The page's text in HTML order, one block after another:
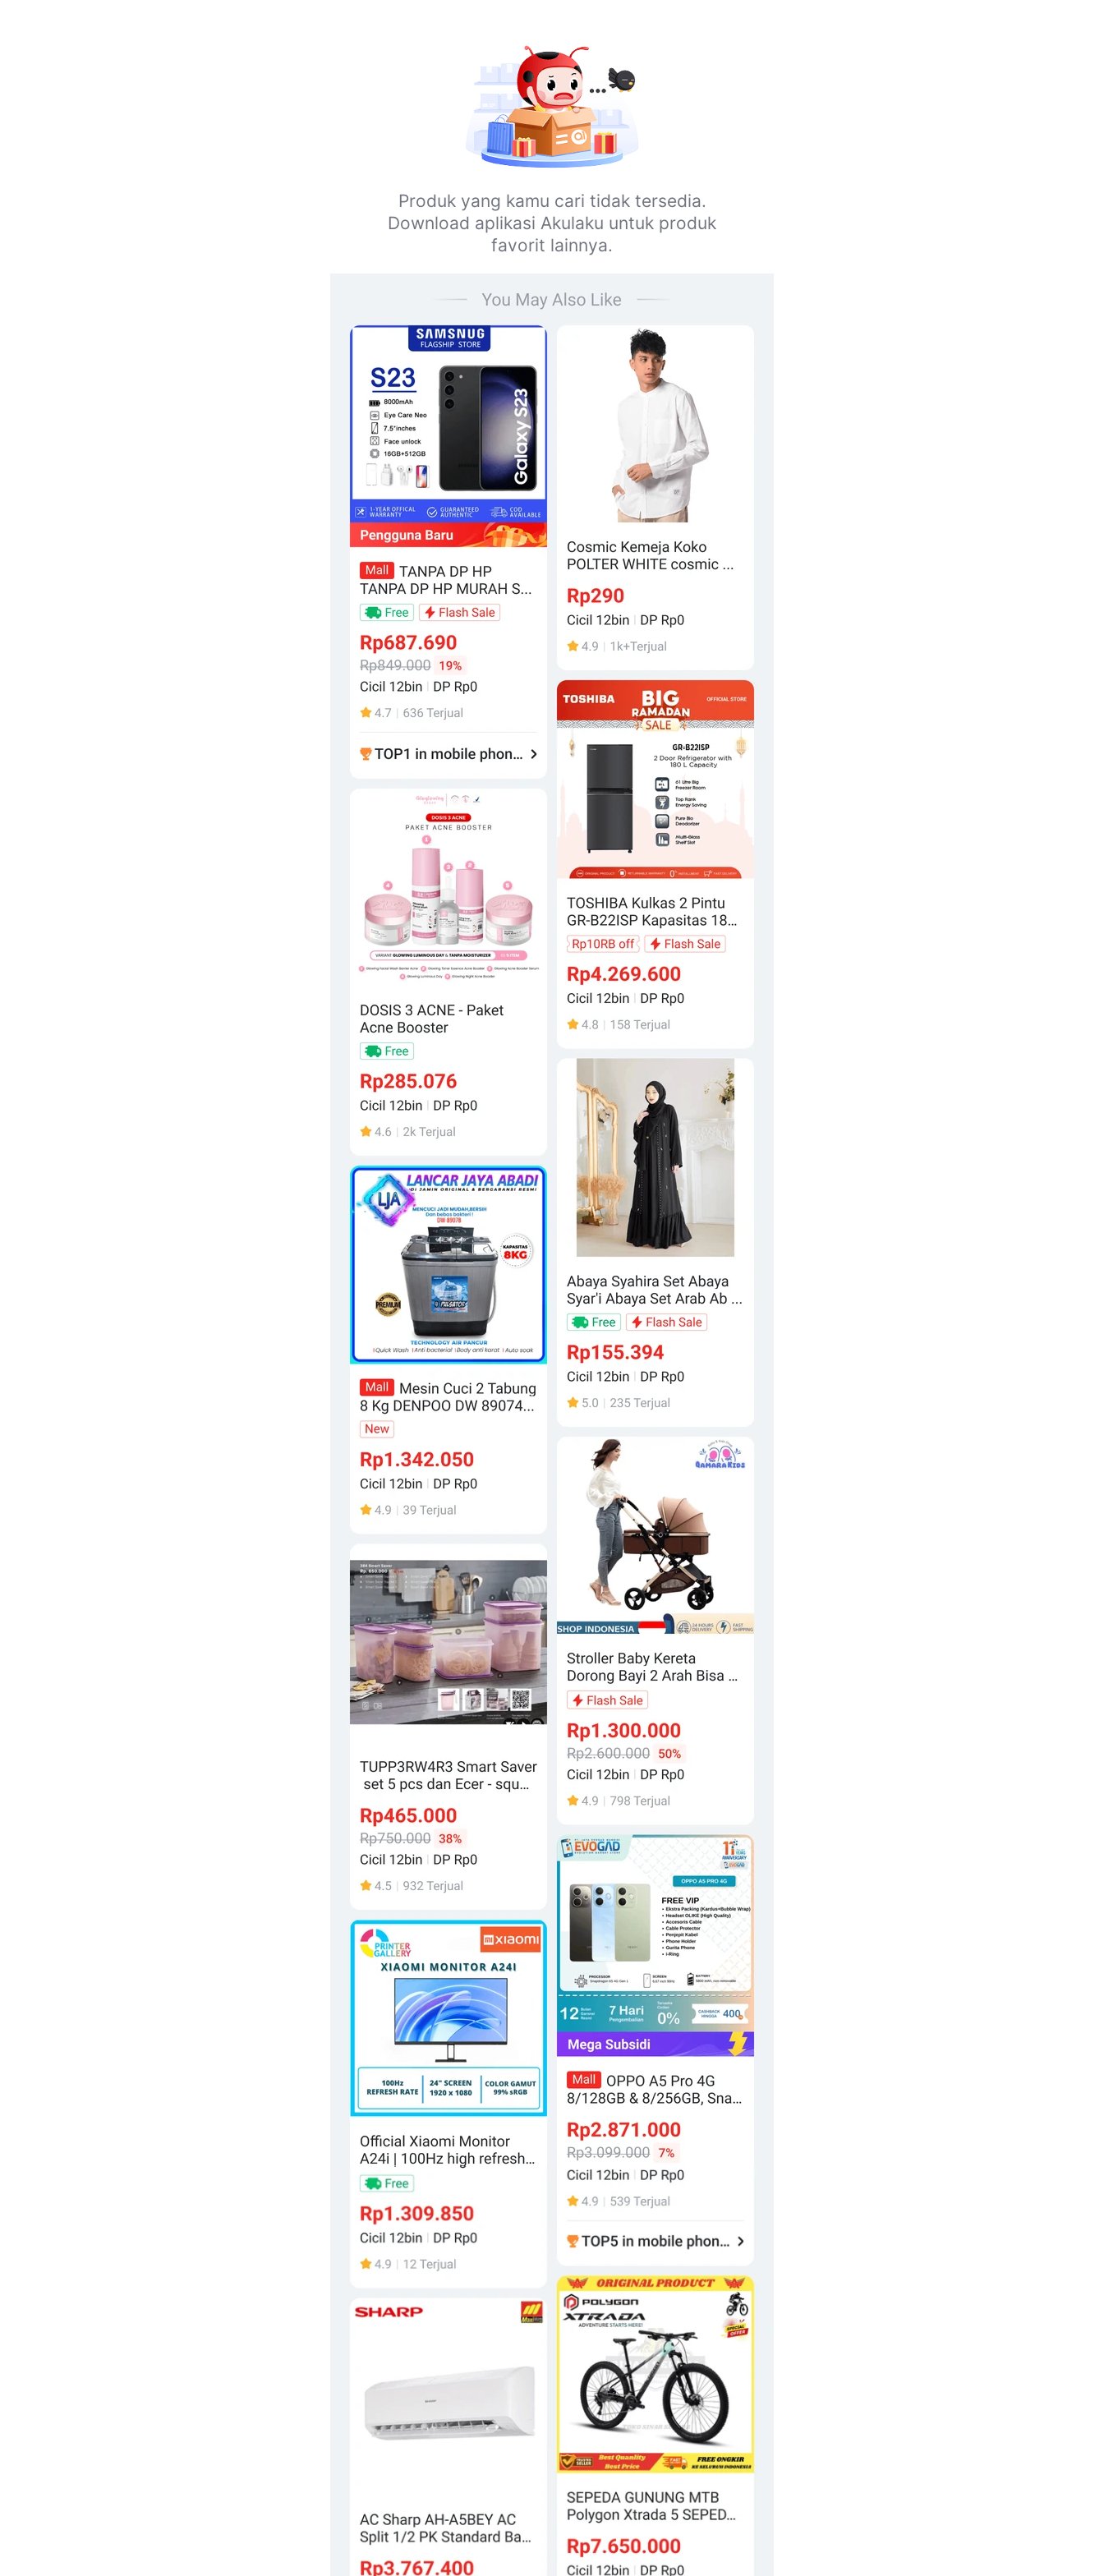
Produk yang kamu cari tidak tersedia.
Download aplikasi Akulaku untuk produk
favorit lainnya.